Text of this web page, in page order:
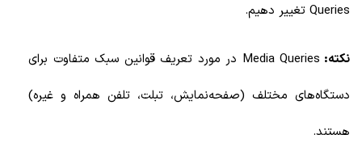
Queries تغییر دهیم.
نکته: Media Queries در مورد تعریف قوانین سبک متفاوت برای
دستگاه‌های مختلف (صفحه‌نمایش، تبلت، تلفن همراه و غیره)
هستند.